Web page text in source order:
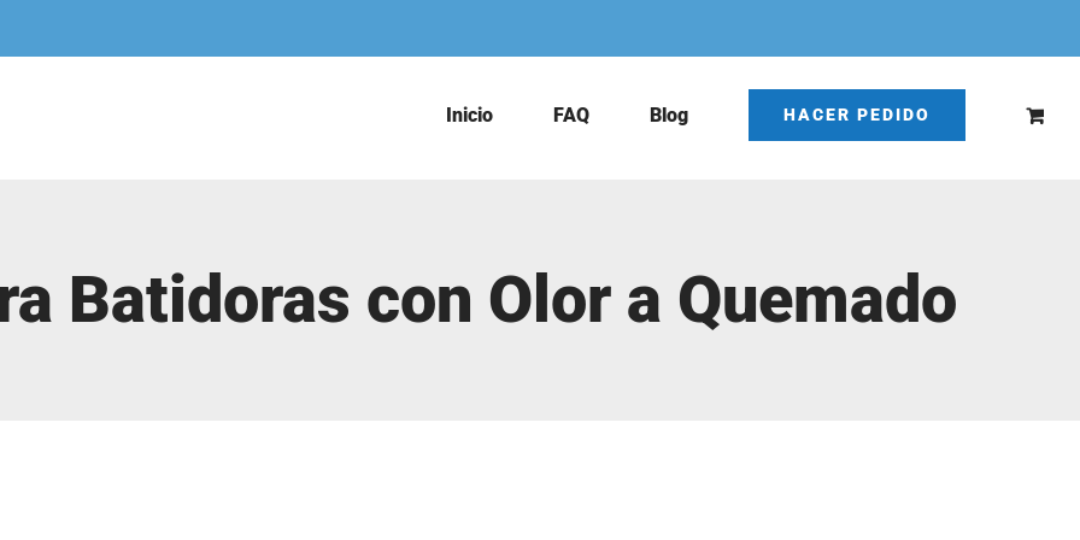
Inicio FAQ Blog HACER PEDIDO
Batidoras con Olor a Quemado